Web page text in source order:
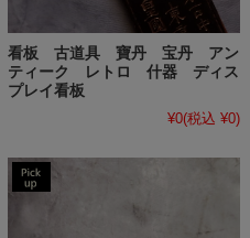
看板 古道具 寶丹 宝丹 アン
ティーク レトロ 什器 ディス
プレイ看板
¥0(税込 ¥0)